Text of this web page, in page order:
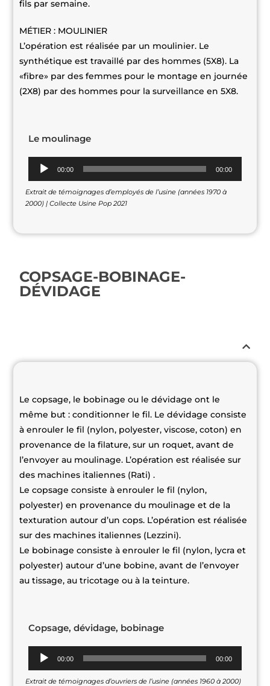
fils par semaine.
MÉTIER : MOULINIER
L’opération est réalisée par un moulinier. Le
synthétique est travaillé par des hommes (5X8). La
«fibre» par des femmes pour le montage en journée
(2X8) par des hommes pour la surveillance en 5X8.
Le moulinage
Lecteur
audio
00:00 00:00
Extrait de témoignages d’employés de l’usine (années 1970 à
2000) | Collecte Usine Pop 2021
COPSAGE-BOBINAGE-
DÉVIDAGE
Le copsage, le bobinage ou le dévidage ont le
même but : conditionner le fil. Le dévidage consiste
à enrouler le fil (nylon, polyester, viscose, coton) en
provenance de la filature, sur un roquet, avant de
l’envoyer au moulinage. L’opération est réalisée sur
des machines italiennes (Rati) .
Le copsage consiste à enrouler le fil (nylon,
polyester) en provenance du moulinage et de la
texturation autour d’un cops. L’opération est réalisée
sur des machines italiennes (Lezzini).
Le bobinage consiste à enrouler le fil (nylon, lycra et
polyester) autour d’une bobine, avant de l’envoyer
au tissage, au tricotage ou à la teinture.
Copsage, dévidage, bobinage
Lecteur
audio
00:00 00:00
Extrait de témoignages d’ouvriers de l’usine (années 1960 à 2000)